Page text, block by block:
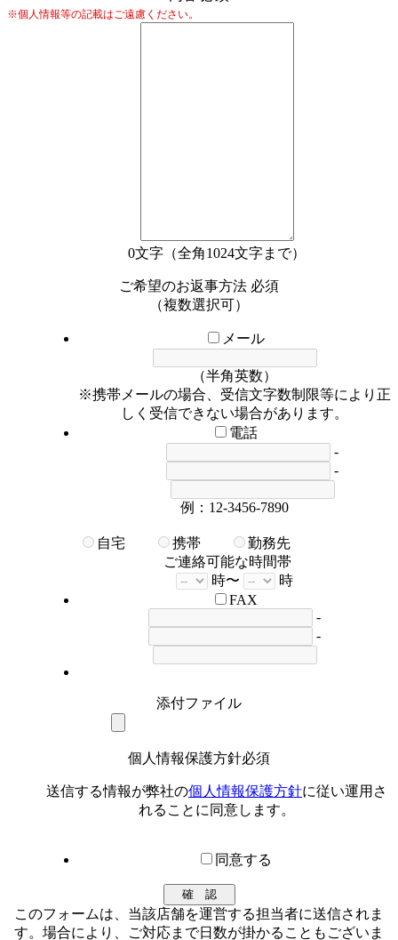
※個人情報等の記載はご遠慮ください。
0文字（全角1024文字まで）
ご希望のお返事方法 必須
（複数選択可）
メール
（半角英数）
※携帯メールの場合、受信文字数制限等により正
しく受信できない場合があります。
電話
-
-
例：12-3456-7890
自宅 携帯
勤務先
ご連絡可能な時間帯
時〜
時
FAX
-
-
添付ファイル
個人情報保護方針必須
送信する情報が弊社の個人情報保護方針に従い運用さ
れることに同意します。
同意する
このフォームは、当該店舗を運営する担当者に送信されま
す。場合により、ご対応まで日数が掛かることもございま